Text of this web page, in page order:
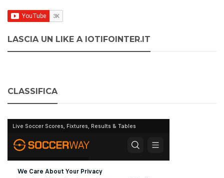
LASCIA UN LIKE A IOTIFOINTER.IT
CLASSIFICA